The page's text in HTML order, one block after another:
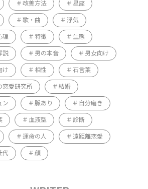
改善方法 星座
歌・曲 浮気
理 特徴 生態
説 男の本音 男女向け
け 相性 石言葉
恋愛研究所 結婚
ン 脈あり 自分磨き
血液型 診断
運命の人 遠距離恋愛
代 顔